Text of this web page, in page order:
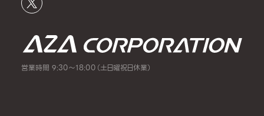
営業時間 9:30～18:00（土日曜祝日休業）